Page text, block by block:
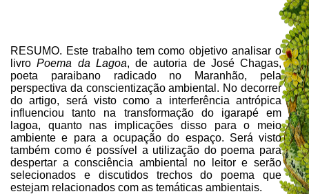
RESUMO. Este trabalho tem como objetivo analisar o
livroPoema da Lagoa, de autoria de José Chagas,
poeta paraibano radicado no Maranhão, pela
perspectiva da conscientização ambiental. No decorrer
do artigo, será visto como a interferência antrópica
influenciou tanto na transformação do igarapé em
lagoa, quanto nas implicações disso para o meio
ambiente e para a ocupação do espaço. Será visto
também como é possível a utilização do poema para
despertar a consciência ambiental no leitor e serão
selecionados e discutidos trechos do poema que
estejam relacionados com as temáticas ambientais.